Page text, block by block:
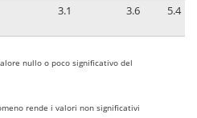
3.1 3.6 5.4
nullo o poco significativo del
rende i valori non significativi